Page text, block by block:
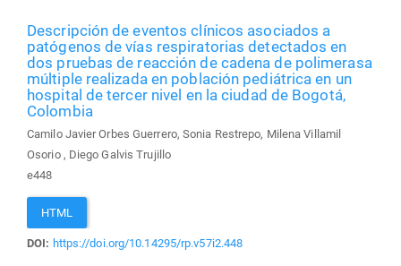
Descripción de eventos clínicos asociados a
patógenos de vías respiratorias detectados en
dos pruebas de reacción de cadena de polimerasa
múltiple realizada en población pediátrica en un
hospital de tercer nivel en la ciudad de Bogotá,
Colombia
Camilo Javier Orbes Guerrero, Sonia Restrepo, Milena Villamil
Osorio , Diego Galvis Trujillo
e448
HTML
DOI: https://doi.org/10.14295/rp.v57i2.448